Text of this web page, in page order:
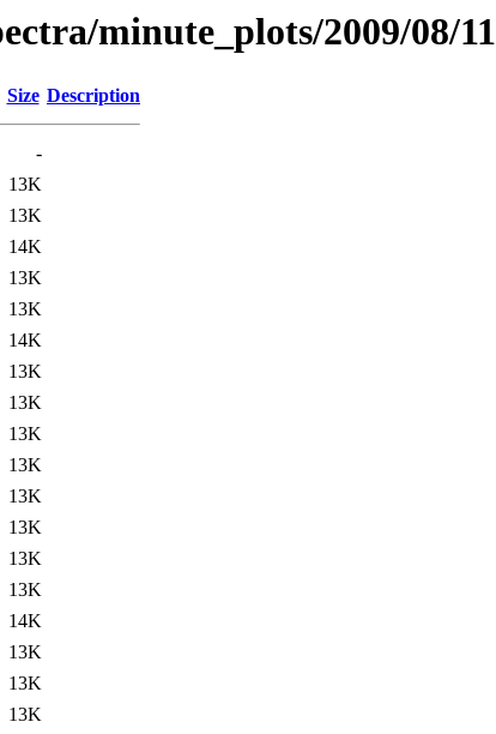
minute_plots/2009/08/11
Size Description
-
13K
13K
14K
13K
13K
14K
13K
13K
13K
13K
13K
13K
13K
13K
14K
13K
13K
13K